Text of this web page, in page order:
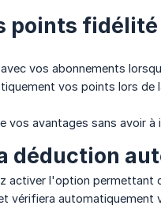
points fidélité
vos abonnements
vos points lors de
avantages sans avoir à
déduction
activer l'option
vérifiera automatiquement